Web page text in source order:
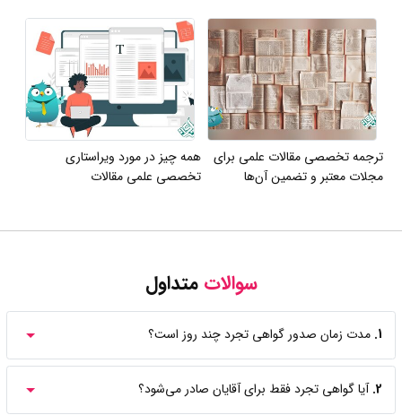
ترجمه تخصصی مقالات علمی برای
مجلات معتبر و تضمین آن‌ها
همه چیز در مورد ویراستاری
تخصصی علمی مقالات
سوالاتمتداول
1. مدت زمان صدور گواهی تجرد چند روز است؟
2. آیا گواهی تجرد فقط برای آقایان صادر می‌شود؟